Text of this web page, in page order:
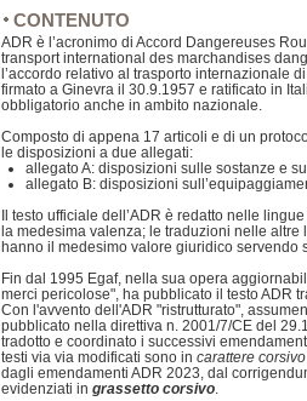
CONTENUTO
ADR è l’acronimo di Accord Dangereuses
transport international des marchandises
l’accordo relativo al trasporto internazionale
firmato a Ginevra il 30.9.1957 e ratificato in
obbligatorio anche in ambito nazionale.
Composto di appena 17 articoli e di un
le disposizioni a due allegati:
allegato A: disposizioni sulle sostanze e
allegato B: disposizioni
Il testo ufficiale dell’ADR è redatto nelle
la medesima valenza; le traduzioni nelle
hanno il medesimo valore giuridico servendo
Fin dal 1995 Egaf, nella sua opera
merci pericolose", ha pubblicato il testo ADR
Con l'avvento dell'ADR "ristrutturato",
pubblicato nella direttiva n. 2001/7/CE del
tradotto e coordinato i successivi
testi via via modificati sono in carattere corsivo
dagli emendamenti ADR 2023, dal
evidenziati in grassetto corsivo.